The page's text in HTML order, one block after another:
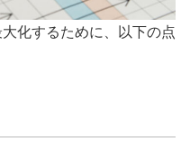
化するために、以下の点